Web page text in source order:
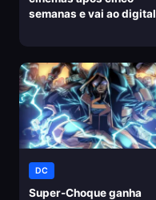
semanas e vai ao digital
DC
Super-Choque ganha